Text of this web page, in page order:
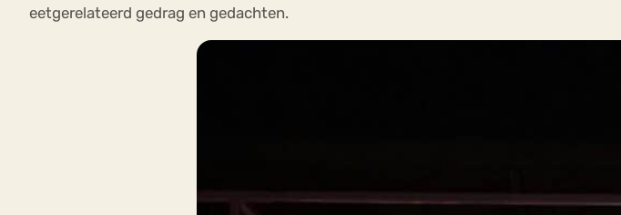
eetgerelateerd gedrag en gedachten.